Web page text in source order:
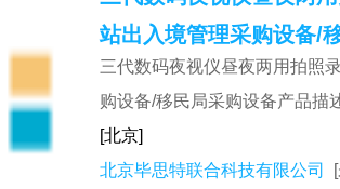
站出入境管理采购设备/
三代数码夜视仪昼夜两用拍照
购设备/移民局采购设备产品描
[北京]
北京毕思特联合科技有限公司